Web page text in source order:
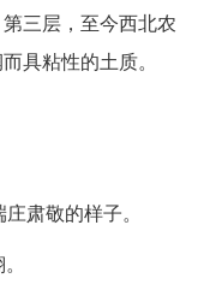
三层，至今西北农
具粘性的土质。
肃敬的样子。